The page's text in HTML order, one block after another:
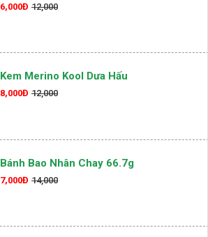
6,000Đ 12,000
Kem Merino Kool Dưa Hấu
8,000Đ 12,000
Bánh Bao Nhân Chay 66.7g
7,000Đ 14,000